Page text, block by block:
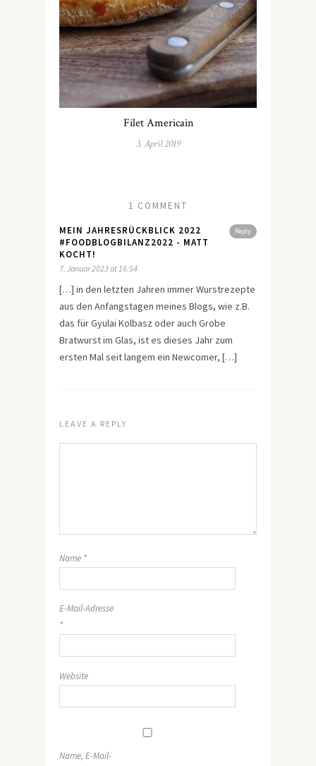
Filet Americain
3. April 2019
1 COMMENT
Reply
MEIN JAHRESRÜCKBLICK 2022
#FOODBLOGBILANZ2022 - MATT
KOCHT!
7. Januar 2023 at 16:54
[…] in den letzten Jahren immer Wurstrezepte
aus den Anfangstagen meines Blogs, wie z.B.
das für Gyulai Kolbasz oder auch Grobe
Bratwurst im Glas, ist es dieses Jahr zum
ersten Mal seit langem ein Newcomer, […]
LEAVE A REPLY
Name *
E-Mail-Adresse
*
Website
Name, E-Mail-